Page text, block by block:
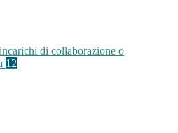
di collaborazione o
12